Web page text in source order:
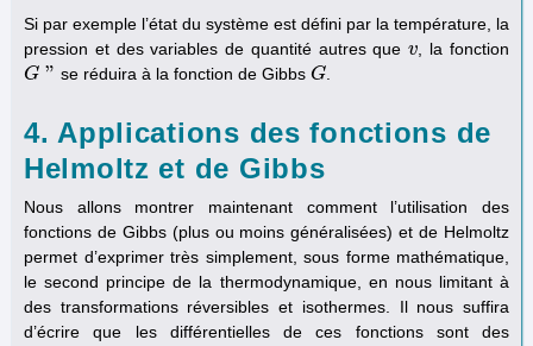
Si par exemple l’état du système est défini par la température, la
pression et des variables de quantité autres quev
v , la fonction
G "
G" se réduira à la fonction de GibbsG
G
4. Applications des fonctions de
Helmoltz et de Gibbs
Nous allons montrer maintenant comment l’utilisation des
fonctions de Gibbs (plus ou moins généralisées) et de Helmoltz
permet d’exprimer très simplement, sous forme mathématique,
le second principe de la thermodynamique, en nous limitant à
des transformations réversibles et isothermes. Il nous suffira
d’écrire que les différentielles de ces fonctions sont des